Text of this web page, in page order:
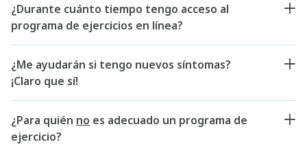
¿Durante cuánto tiempo tengo acceso al
programa de ejercicios en línea?
¿Me ayudarán si tengo nuevos síntomas?
¡Claro que sí!
¿Para quién no es adecuado un programa de
ejercicio?